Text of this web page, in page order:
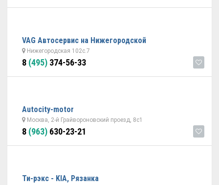
VAG Автосервис на Нижегородской
Нижегородская 102с.7
8 (495) 374-56-33
Autocity-motor
Москва, 2-й Грайвороновский проезд, 8с1
8 (963) 630-23-21
Ти-рэкс - KIA, Рязанка